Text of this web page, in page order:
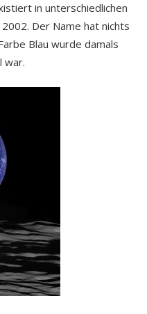
in unterschiedlichen
Der Name hat nichts
Blau wurde damals
war.